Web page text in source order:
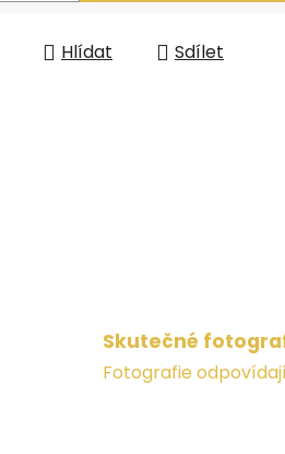
Hlídat Sdílet
Skutečné
Fotografie